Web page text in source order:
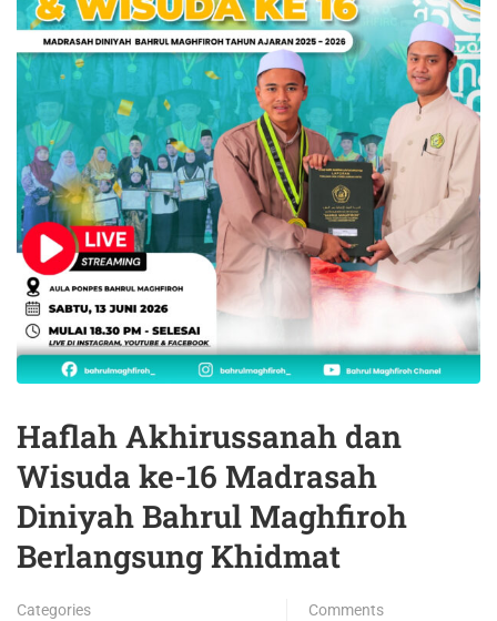
Haflah Akhirussanah dan
Wisuda ke-16 Madrasah
Diniyah Bahrul Maghfiroh
Berlangsung Khidmat
Categories Comments